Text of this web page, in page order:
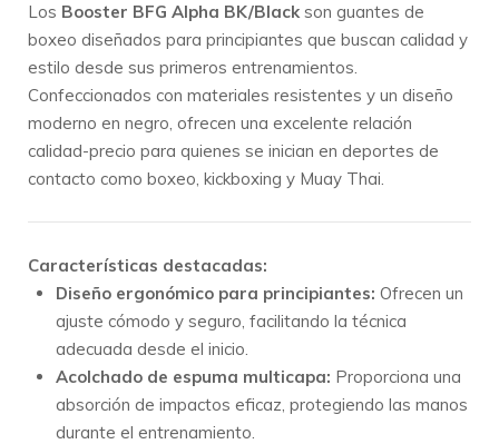
Los Booster BFG Alpha BK/Blackson guantes de
boxeo diseñados para principiantes que buscan calidad y
estilo desde sus primeros entrenamientos.
Confeccionados con materiales resistentes y un diseño
moderno en negro, ofrecen una excelente relación
calidad-precio para quienes se inician en deportes de
contacto como boxeo, kickboxing y Muay Thai.
Características destacadas:
Diseño ergonómico para principiantes: Ofrecen un
ajuste cómodo y seguro, facilitando la técnica
adecuada desde el inicio.
Acolchado de espuma multicapa: Proporciona una
absorción de impactos eficaz, protegiendo las manos
durante el entrenamiento.